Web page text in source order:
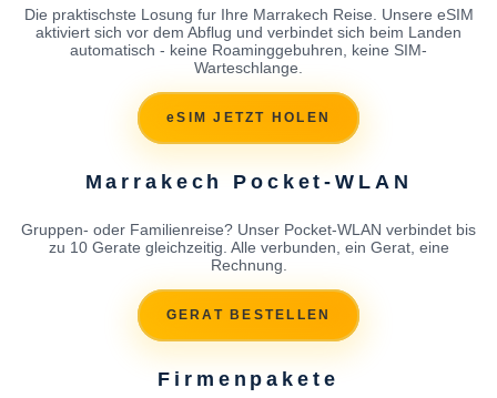
Die praktischste Losung fur Ihre Marrakech Reise. Unsere eSIM
aktiviert sich vor dem Abflug und verbindet sich beim Landen
automatisch - keine Roaminggebuhren, keine SIM-
Warteschlange.
eSIM JETZT HOLEN
Marrakech Pocket-WLAN
Gruppen- oder Familienreise? Unser Pocket-WLAN verbindet bis
zu 10 Gerate gleichzeitig. Alle verbunden, ein Gerat, eine
Rechnung.
GERAT BESTELLEN
Firmenpakete